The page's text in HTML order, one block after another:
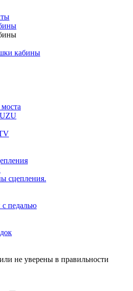
кабины
сцепления.
с педалью
не уверены в правильности